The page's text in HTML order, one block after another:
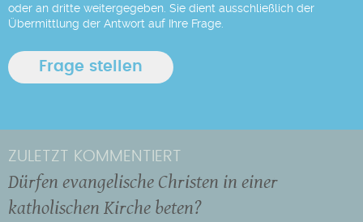
oder an dritte weitergegeben. Sie dient ausschließlich der
Übermittlung der Antwort auf Ihre Frage.
ZULETZT KOMMENTIERT
Dürfen evangelische Christen in einer
katholischen Kirche beten?